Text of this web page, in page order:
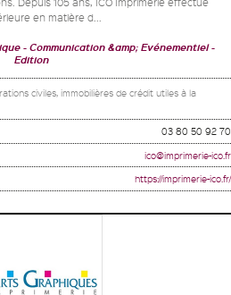
en matière d...
Communication &amp; Evénementiel
Edition
civiles, immobilières de crédit utiles à la
03 80 50 92 70
ico@imprimerie-ico.fr
https://imprimerie-ico.fr/